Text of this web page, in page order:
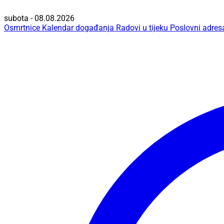
subota - 08.08.2026
Osmrtnice Kalendar događanja Radovi u tijeku Poslovni